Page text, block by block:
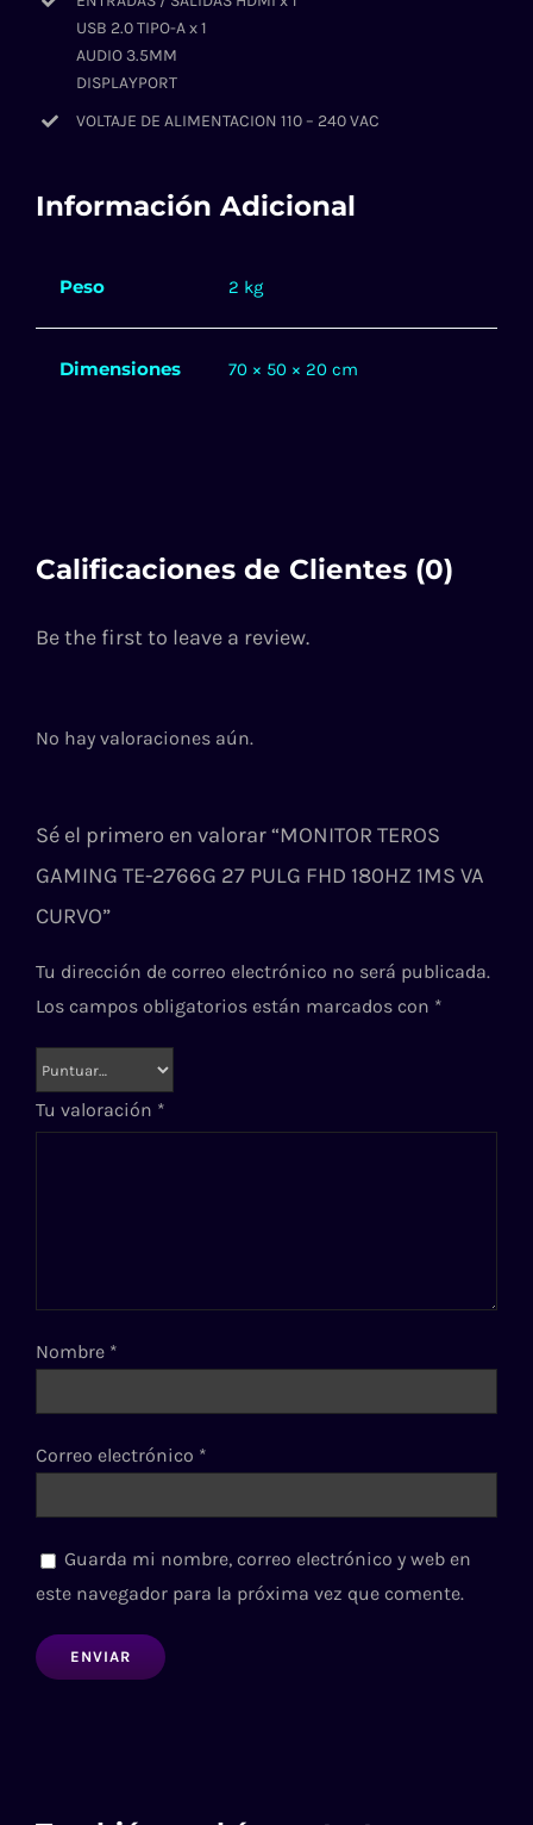
USB 2.0 TIPO-A x 1
AUDIO 3.5MM
DISPLAYPORT
VOLTAJE DE ALIMENTACION 110 – 240 VAC
Información Adicional
Peso 2 kg
Dimensiones 70 × 50 × 20 cm
Calificaciones de Clientes (0)
Be the first to leave a review.
No hay valoraciones aún.
Sé el primero en valorar “MONITOR TEROS
GAMING TE-2766G 27 PULG FHD 180HZ 1MS VA
CURVO”
Tu dirección de correo electrónico no será publicada.
Los campos obligatorios están marcados con *
Tu valoración *
Nombre *
Correo electrónico *
Guarda mi nombre, correo electrónico y web en
este navegador para la próxima vez que comente.